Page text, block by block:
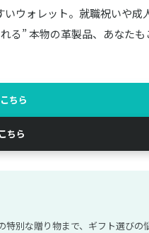
ウォレット。就職祝いや成
る” 本物の革製品、あなた
ちら
ちら
別な贈り物まで、ギフト選びの